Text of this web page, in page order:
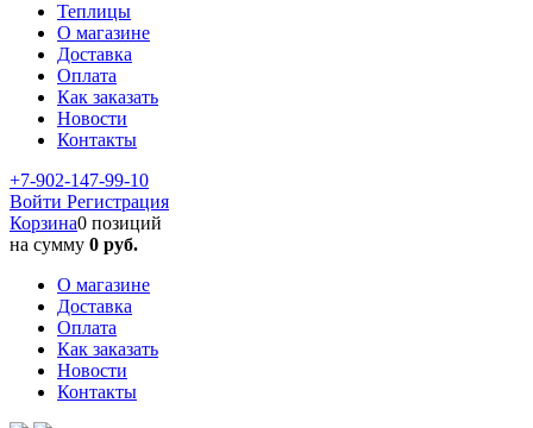
Теплицы
О магазине
Доставка
Оплата
Как заказать
Новости
Контакты
+7-902-147-99-10
Войти Регистрация
Корзина0 позиций
на сумму 0 руб.
О магазине
Доставка
Оплата
Как заказать
Новости
Контакты